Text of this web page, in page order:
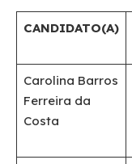
CANDIDATO(A)
Carolina Barros
Ferreira da
Costa